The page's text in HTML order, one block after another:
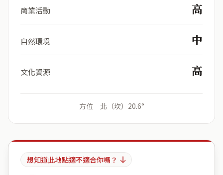
商業活動 高
自然環境 中
文化資源 高
方位 北（坎）20.6°
想知道此地點適不適合你嗎？